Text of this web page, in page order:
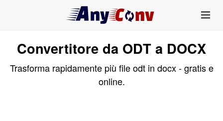
Convertitore da ODT a DOCX
Trasforma rapidamente più file odt in docx - gratis e
online.